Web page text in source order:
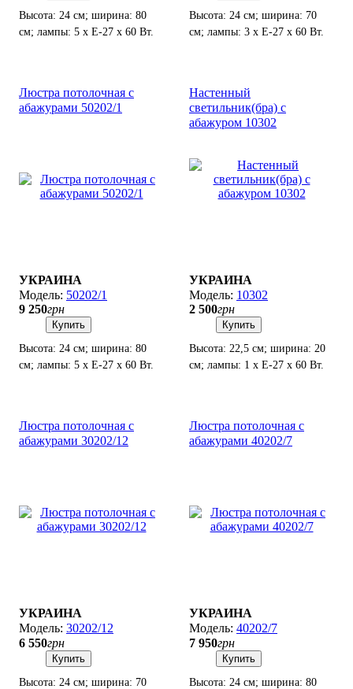
Высота: 24 см; ширина: 80
см; лампы: 5 х Е-27 х 60 Вт.
Высота: 24 см; ширина: 70
см; лампы: 3 х Е-27 х 60 Вт.
Люстра потолочная с
абажурами 50202/1
УКРАИНА
50202/1
9 250грн
Купить
Высота: 24 см; ширина: 80
см; лампы: 5 х Е-27 х 60 Вт.
Настенный
светильник(бра) с
абажуром 10302
УКРАИНА
10302
2 500грн
Купить
Высота: 22,5 см; ширина: 20
см; лампы: 1 х Е-27 х 60 Вт.
Люстра потолочная с
абажурами 30202/12
УКРАИНА
30202/12
6 550грн
Купить
Высота: 24 см; ширина: 70
Люстра потолочная с
абажурами 40202/7
УКРАИНА
40202/7
7 950грн
Купить
Высота: 24 см; ширина: 80